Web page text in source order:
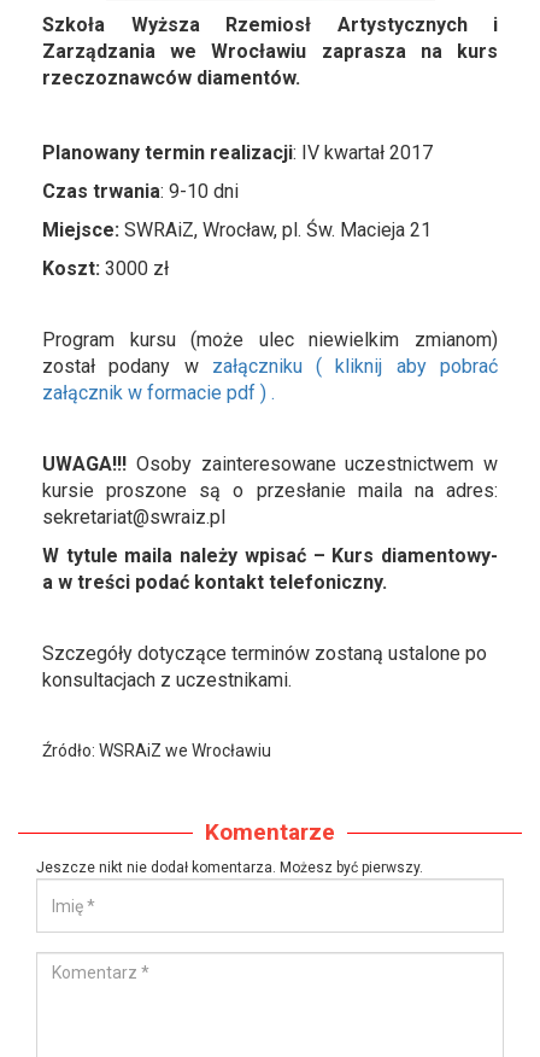
Szkoła Wyższa Rzemiosł Artystycznych i
Zarządzania we Wrocławiu zaprasza na kurs
rzeczoznawców diamentów.
Planowany termin realizacji: IV kwartał 2017
Czas trwania: 9-10 dni
Miejsce: SWRAiZ, Wrocław, pl. Św. Macieja 21
Koszt: 3000 zł
Program kursu (może ulec niewielkim zmianom)
został podany w załączniku ( kliknij aby pobrać
załącznik w formacie pdf ) .
UWAGA!!! Osoby zainteresowane uczestnictwem w
kursie proszone są o przesłanie maila na adres:
sekretariat@swraiz.pl
W tytule maila należy wpisać – Kurs diamentowy-
a w treści podać kontakt telefoniczny.
Szczegóły dotyczące terminów zostaną ustalone po
konsultacjach z uczestnikami.
Źródło: WSRAiZ we Wrocławiu
Komentarze
Jeszcze nikt nie dodał komentarza. Możesz być pierwszy.